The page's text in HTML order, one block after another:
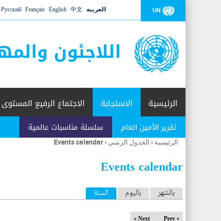
UN العربية 中文
English
Français
Русский
اللاجئون
الرئيسية الاستجابة
تقرير الأمين العام سلسلة مناسبات عالمية
الاجتماع الرفيع المستوى
أنت
هنا
الرئيسية › الجدول الزمني ›
Events calendar
Events calendar
ا
ل
بالشهر باليوم السنة (علامة التبويب النشطة)